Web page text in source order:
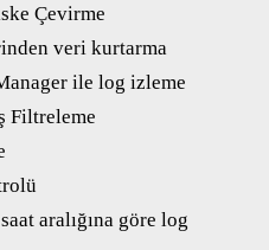
Çevirme
veri kurtarma
ile log izleme
Filtreleme
aralığına göre log